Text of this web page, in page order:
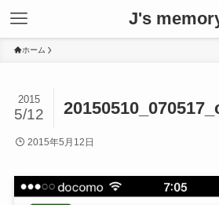
J's
ホーム
2015
5/12
2015年5月12日